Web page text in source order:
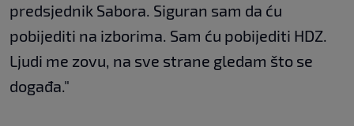
predsjednik Sabora. Siguran sam da ću
pobijediti na izborima. Sam ću pobijediti HDZ.
Ljudi me zovu, na sve strane gledam što se
događa."